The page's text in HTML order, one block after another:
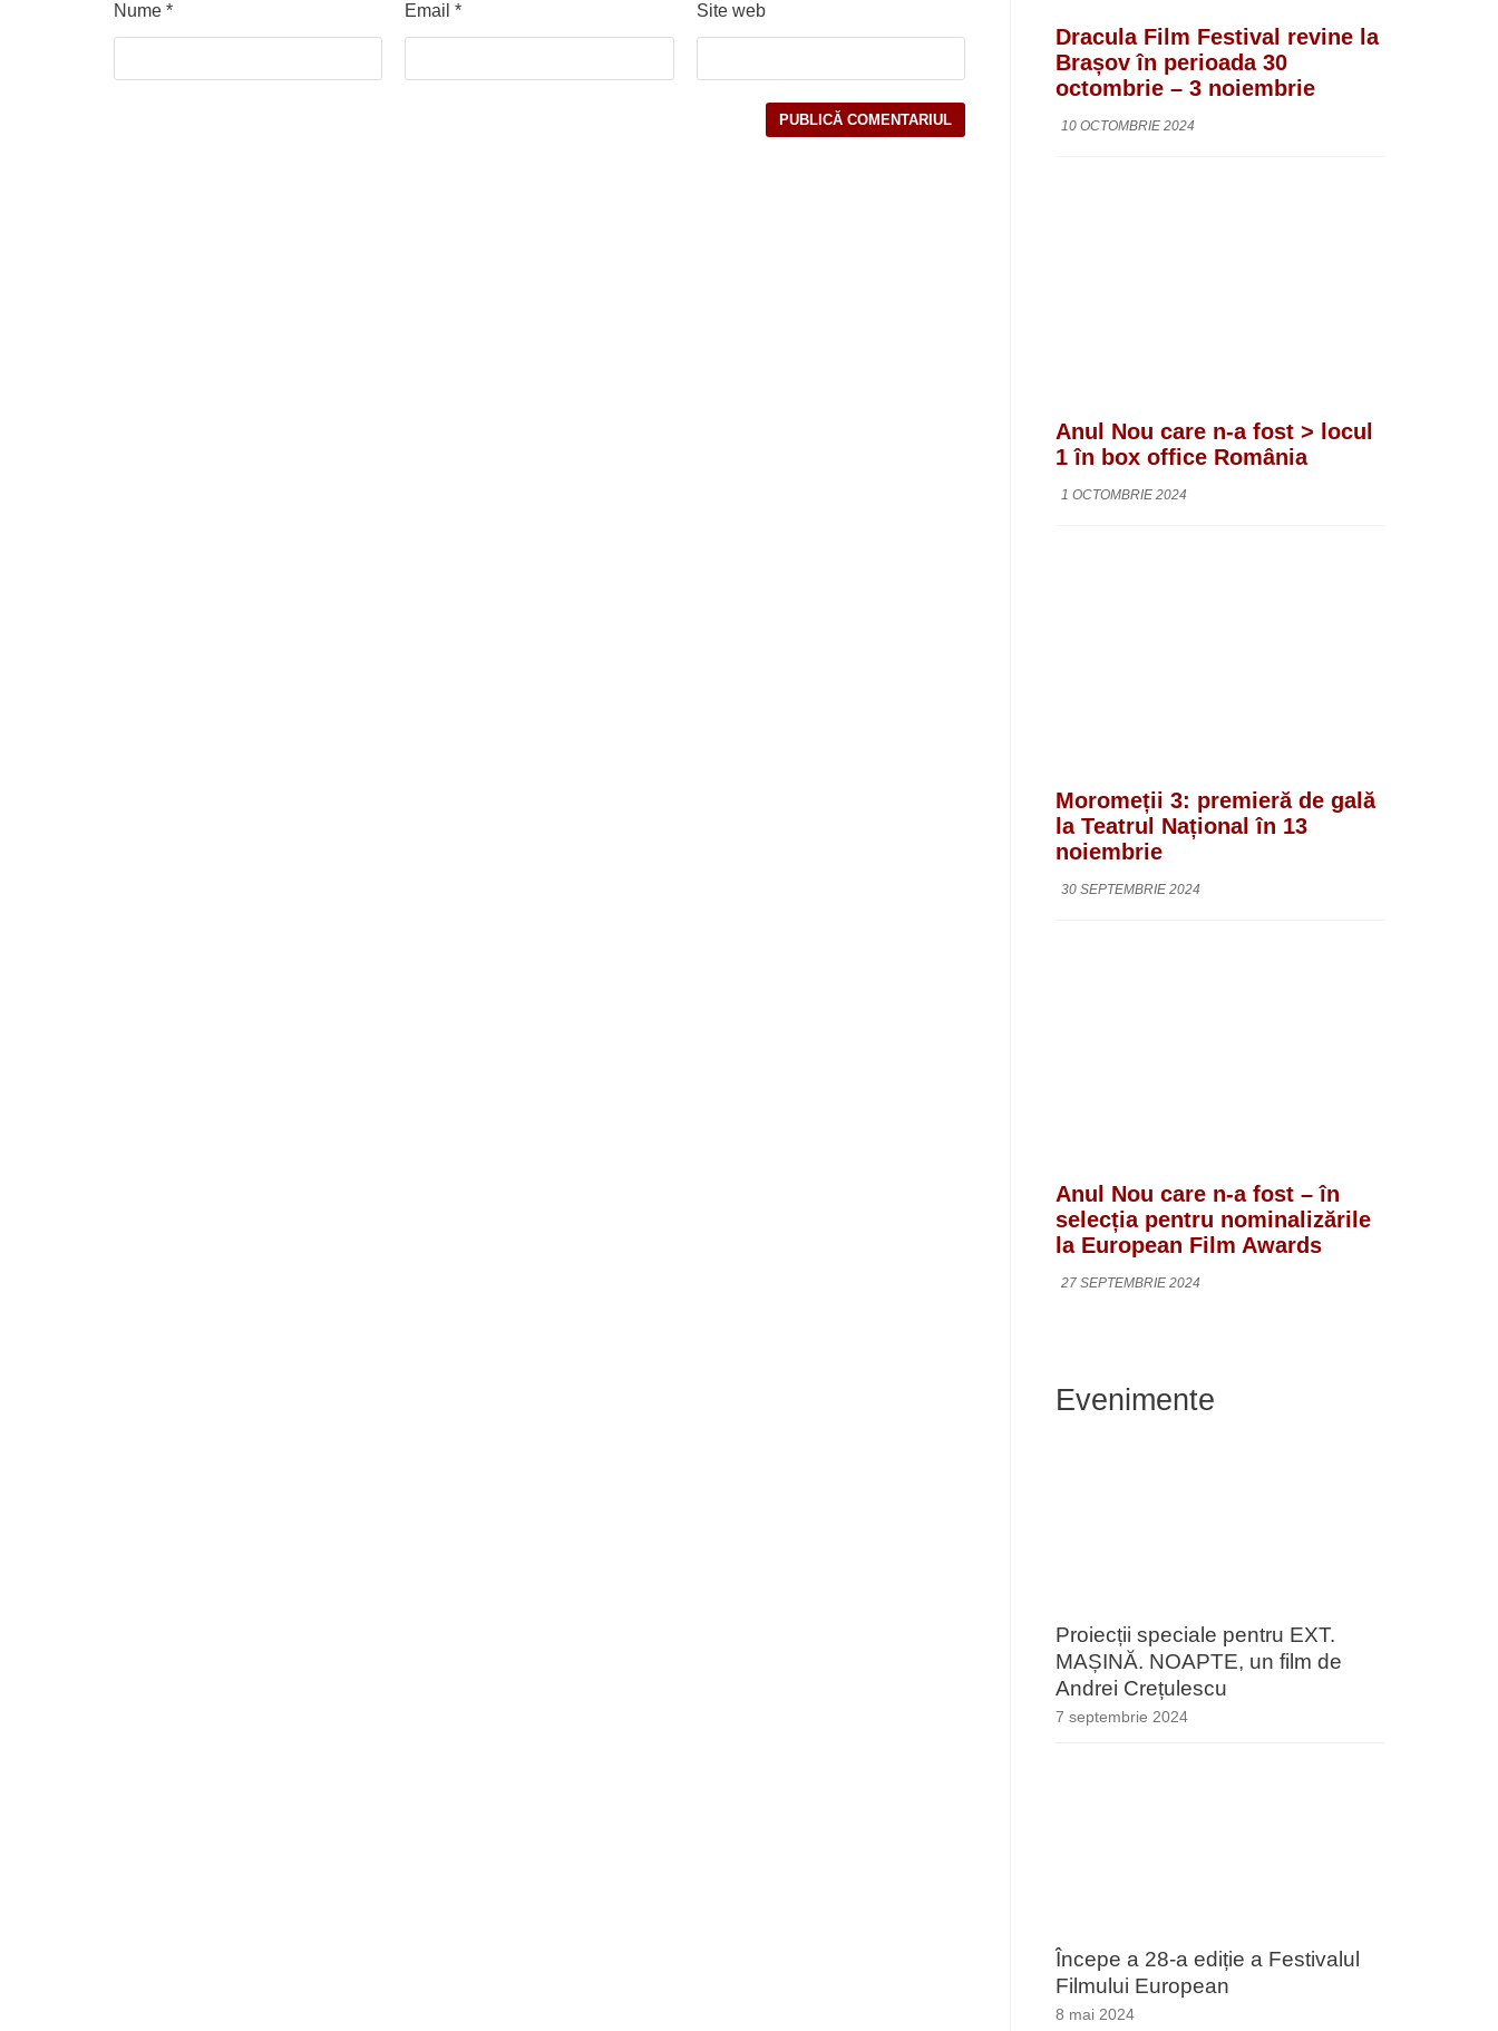
Nume * Email* Site web
Dracula Film Festival revine la
Brașov în perioada 30
octombrie – 3 noiembrie
10 OCTOMBRIE 2024
Anul Nou care n-a fost > locul
1 în box office România
1 OCTOMBRIE 2024
Moromeții 3: premieră de gală
la Teatrul Național în 13
noiembrie
30 SEPTEMBRIE 2024
Anul Nou care n-a fost – în
selecția pentru nominalizările
la European Film Awards
27 SEPTEMBRIE 2024
Evenimente
Proiecții speciale pentru EXT.
MAȘINĂ. NOAPTE, un film de
Andrei Crețulescu
7 septembrie 2024
Începe a 28-a ediție a Festivalul
Filmului European
8 mai 2024